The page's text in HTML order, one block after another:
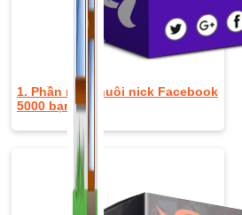
1. Phần mềm nuôi nick Facebook
5000 bạn bè